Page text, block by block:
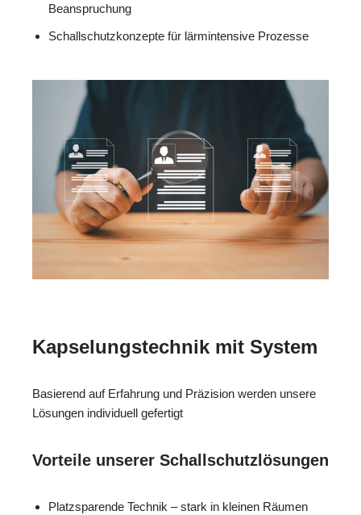
Beanspruchung
Schallschutzkonzepte für lärmintensive Prozesse
Kapselungstechnik mit System
Basierend auf Erfahrung und Präzision werden unsere
Lösungen individuell gefertigt
Vorteile unserer Schallschutzlösungen
Platzsparende Technik – stark in kleinen Räumen